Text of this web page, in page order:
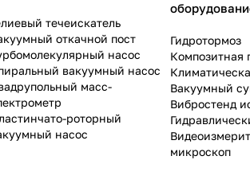
течеискатель
откачной пост
насос
вакуумный насос
масс-
роторный
насос
Гидротормоз
Композитная
Вакуумный
Вибростенд
микроскоп